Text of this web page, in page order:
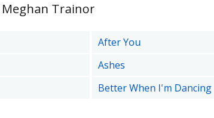
Trainor
After You
Ashes
Better When I'm Dancing